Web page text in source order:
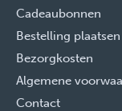
Cadeaubonnen
Bestelling plaatsen
Bezorgkosten
Algemene
Contact